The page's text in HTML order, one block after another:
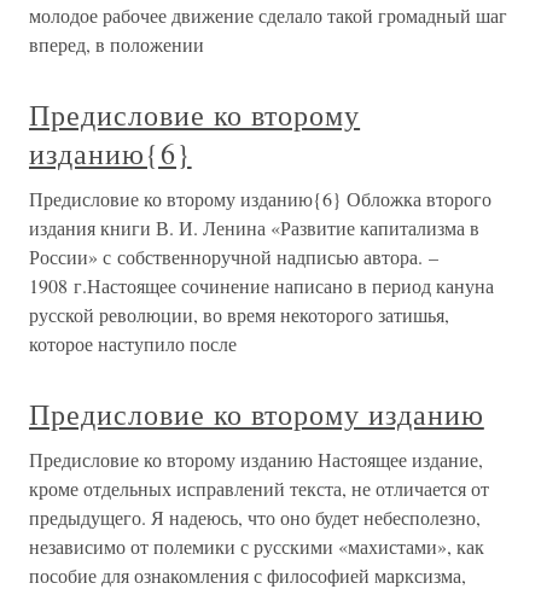
молодое рабочее движение сделало такой громадный шаг
вперед, в положении
Предисловие ко второму
изданию{6}
Предисловие ко второму изданию{6} Обложка второго
издания книги В. И. Ленина «Развитие капитализма в
России» с собственноручной надписью автора. –
1908 г.Настоящее сочинение написано в период кануна
русской революции, во время некоторого затишья,
которое наступило после
Предисловие ко второму изданию
Предисловие ко второму изданию Настоящее издание,
кроме отдельных исправлений текста, не отличается от
предыдущего. Я надеюсь, что оно будет небесполезно,
независимо от полемики с русскими «махистами», как
пособие для ознакомления с философией марксизма,